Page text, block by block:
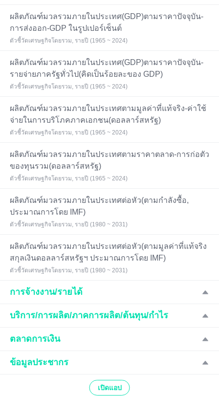
ผลิตภัณฑ์มวลรวมภายในประเทศ(GDP)ตามราคาปัจจุบัน-
การส่งออก-GDP ในรูปเปอร์เซ็นต์
ตัวชี้วัดเศรษฐกิจโดยรวม, รายปี (1965 ~ 2024)
ผลิตภัณฑ์มวลรวมภายในประเทศ(GDP)ตามราคาปัจจุบัน-
รายจ่ายภาครัฐทั่วไป(คิดเป็นร้อยละของ GDP)
ตัวชี้วัดเศรษฐกิจโดยรวม, รายปี (1965 ~ 2024)
ผลิตภัณฑ์มวลรวมภายในประเทศตามมูลค่าที่แท้จริง-ค่าใช้
จ่ายในการบริโภคภาคเอกชน(ดอลลาร์สหรัฐ)
ตัวชี้วัดเศรษฐกิจโดยรวม, รายปี (1965 ~ 2024)
ผลิตภัณฑ์มวลรวมภายในประเทศตามราคาตลาด-การก่อตัว
ของทุนรวม(ดอลลาร์สหรัฐ)
ตัวชี้วัดเศรษฐกิจโดยรวม, รายปี (1965 ~ 2024)
ผลิตภัณฑ์มวลรวมภายในประเทศต่อหัว(ตามกำลังซื้อ,
ประมาณการโดย IMF)
ตัวชี้วัดเศรษฐกิจโดยรวม, รายปี (1980 ~ 2031)
ผลิตภัณฑ์มวลรวมภายในประเทศต่อหัว(ตามมูลค่าที่แท้จริง
สกุลเงินดอลลาร์สหรัฐฯ ประมาณการโดย IMF)
ตัวชี้วัดเศรษฐกิจโดยรวม, รายปี (1980 ~ 2031)
การจ้างงาน/รายได้
บริการ/การผลิต/ภาคการผลิต/ต้นทุน/กำไร
ตลาดการเงิน
ข้อมูลประชากร
เปิดแอป